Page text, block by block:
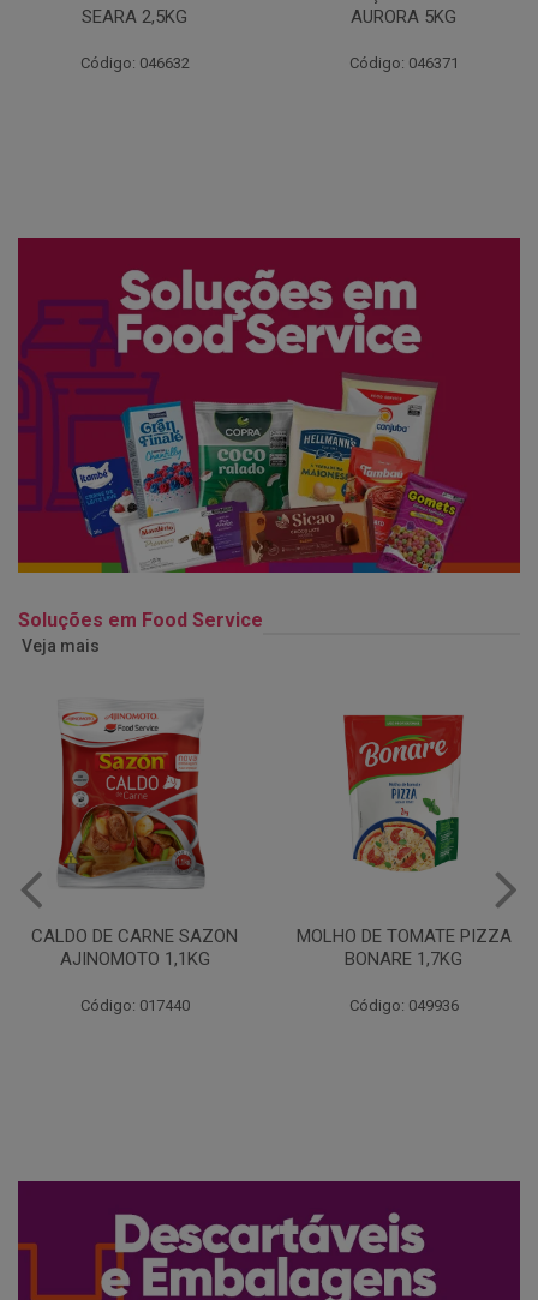
AURORA 5KG
Código: 046371
FATIADO PAKAN 200G
Código: 061522
Soluções em Food Service
Veja mais
MOLHO DE TOMATE PIZZA
BONARE 1,7KG
Código: 049936
MARGARINA USO
PROFISSIONAL 80% CUKIN
Código: 062469